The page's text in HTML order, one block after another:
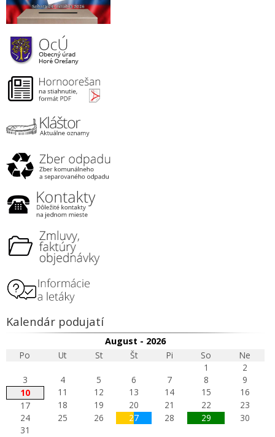
Kalendár podujatí
August - 2026
Po
Ut St Št Pi So
Ne
1
2
3
4 5 6 7 8
9
10
11 12 13 14 15
16
17
18 19 20 21 22
23
24
25 26 27 28 29
30
31